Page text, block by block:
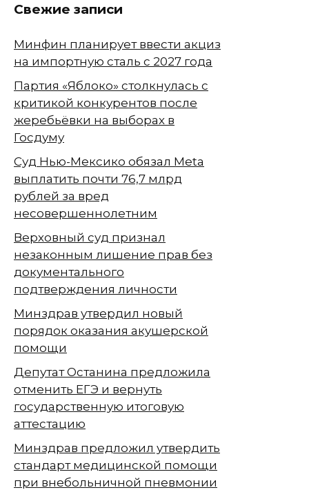
Свежие записи
Минфин планирует ввести акциз
на импортную сталь с 2027 года
Партия «Яблоко» столкнулась с
критикой конкурентов после
жеребьёвки на выборах в
Госдуму
Суд Нью-Мексико обязал Meta
выплатить почти 76,7 млрд
рублей за вред
несовершеннолетним
Верховный суд признал
незаконным лишение прав без
документального
подтверждения личности
Минздрав утвердил новый
порядок оказания акушерской
помощи
Депутат Останина предложила
отменить ЕГЭ и вернуть
государственную итоговую
аттестацию
Минздрав предложил утвердить
стандарт медицинской помощи
при внебольничной пневмонии